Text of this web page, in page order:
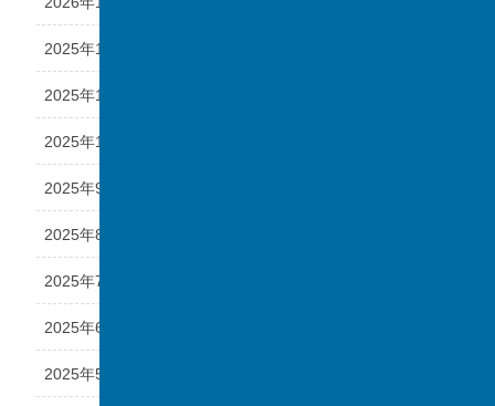
2025年12月
2025年11月
2025年10月
2025年9月
2025年8月
2025年7月
2025年6月
2025年5月